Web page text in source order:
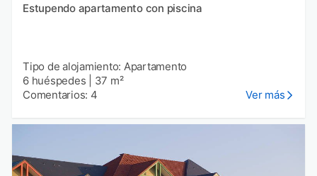
Estupendo apartamento con piscina
Tipo de alojamiento: Apartamento
6 huéspedes
37 m²
Comentarios: 4
Ver más